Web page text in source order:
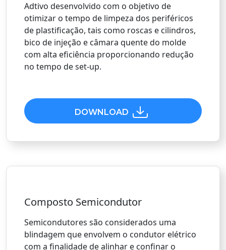
Adtivo desenvolvido com o objetivo de
otimizar o tempo de limpeza dos periféricos
de plastificação, tais como roscas e cilindros,
bico de injeção e câmara quente do molde
com alta eficiência proporcionando redução
no tempo de set-up.
DOWNLOAD
Composto Semicondutor
Semicondutores são considerados uma
blindagem que envolvem o condutor elétrico
com a finalidade de alinhar e confinar o